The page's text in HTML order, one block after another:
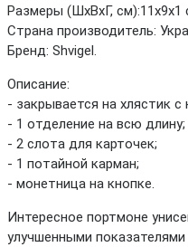
Размеры (ШхВхГ, см):11х9х1
Страна производитель:
Бренд: Shvigel.
Описание:
- закрывается на хлястик с
- 1 отделение на всю длину;
- 2 слота для карточек;
- 1 потайной карман;
- монетница на кнопке.
Интересное портмоне
улучшенными